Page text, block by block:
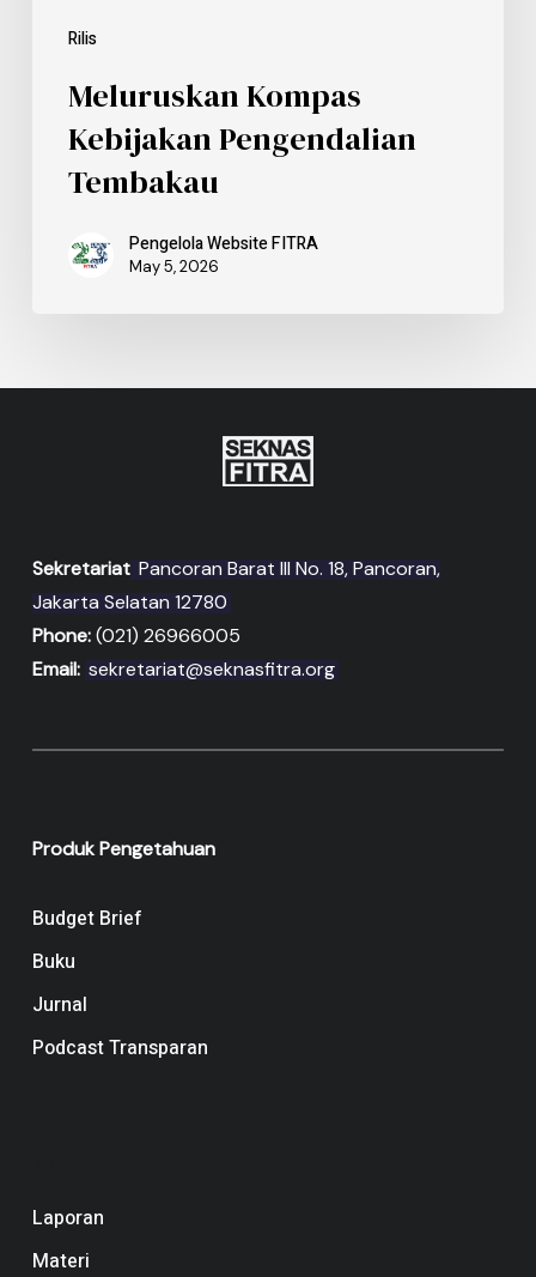
Rilis
Meluruskan Kompas
Kebijakan Pengendalian
Tembakau
Pengelola Website FITRA
May 5, 2026
Sekretariat Pancoran Barat III No. 18, Pancoran,
Jakarta Selatan 12780
Phone:(021) 26966005
Email: sekretariat@seknasfitra.org
Produk Pengetahuan
Budget Brief
Buku
Jurnal
Podcast Transparan
Laporan
Materi